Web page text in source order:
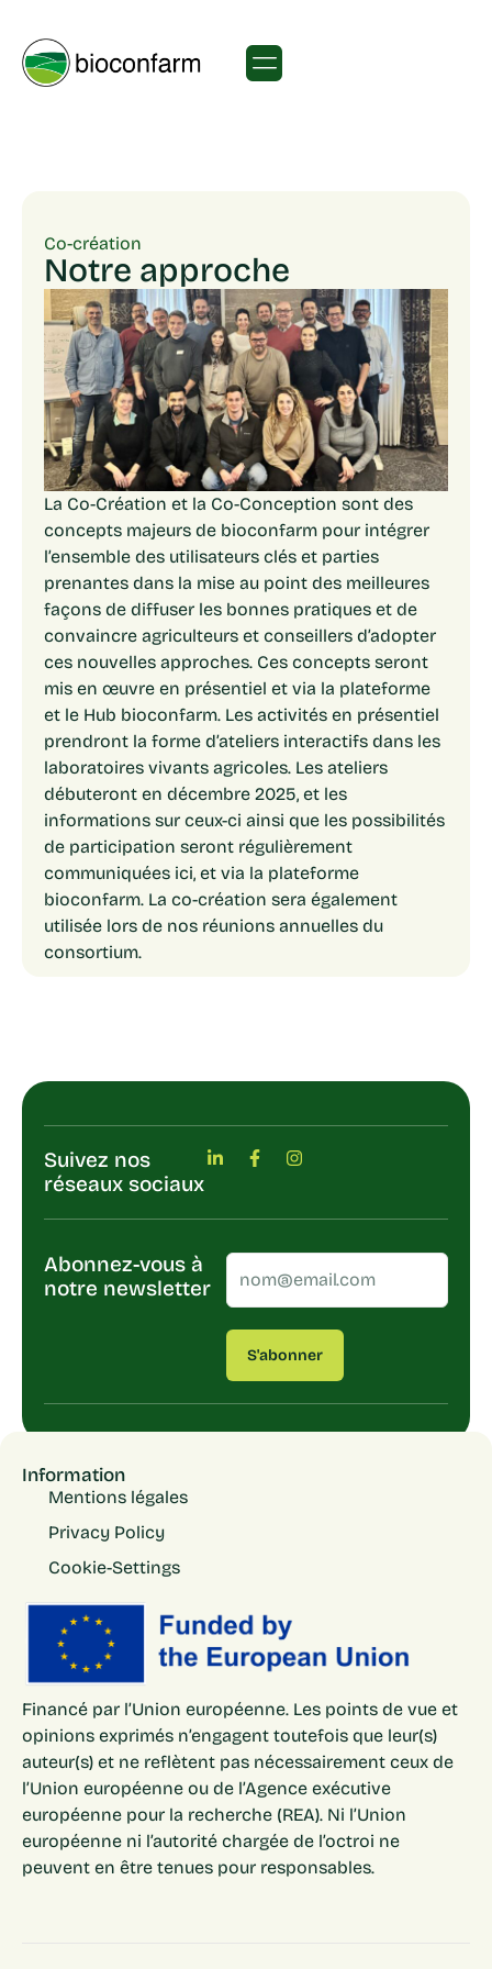
Co-création
Notre approche
La Co-Création et la Co-Conception sont des
concepts majeurs de bioconfarm pour intégrer
l’ensemble des utilisateurs clés et parties
prenantes dans la mise au point des meilleures
façons de diffuser les bonnes pratiques et de
convaincre agriculteurs et conseillers d’adopter
ces nouvelles approches. Ces concepts seront
mis en œuvre en présentiel et via la plateforme
et le Hub bioconfarm. Les activités en présentiel
prendront la forme d’ateliers interactifs dans les
laboratoires vivants agricoles. Les ateliers
débuteront en décembre 2025, et les
informations sur ceux-ci ainsi que les possibilités
de participation seront régulièrement
communiquées ici, et via la plateforme
bioconfarm. La co-création sera également
utilisée lors de nos réunions annuelles du
consortium.
Suivez nos
réseaux sociaux
Abonnez-vous à
notre newsletter
S'abonner
Information
Mentions légales
Privacy Policy
Cookie-Settings
Financé par l’Union européenne. Les points de vue et
opinions exprimés n’engagent toutefois que leur(s)
auteur(s) et ne reflètent pas nécessairement ceux de
l’Union européenne ou de l’Agence exécutive
européenne pour la recherche (REA). Ni l’Union
européenne ni l’autorité chargée de l’octroi ne
peuvent en être tenues pour responsables.